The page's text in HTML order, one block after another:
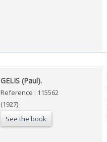
‎GELIS (Paul).‎
Reference : 115562
(1927)
See the book